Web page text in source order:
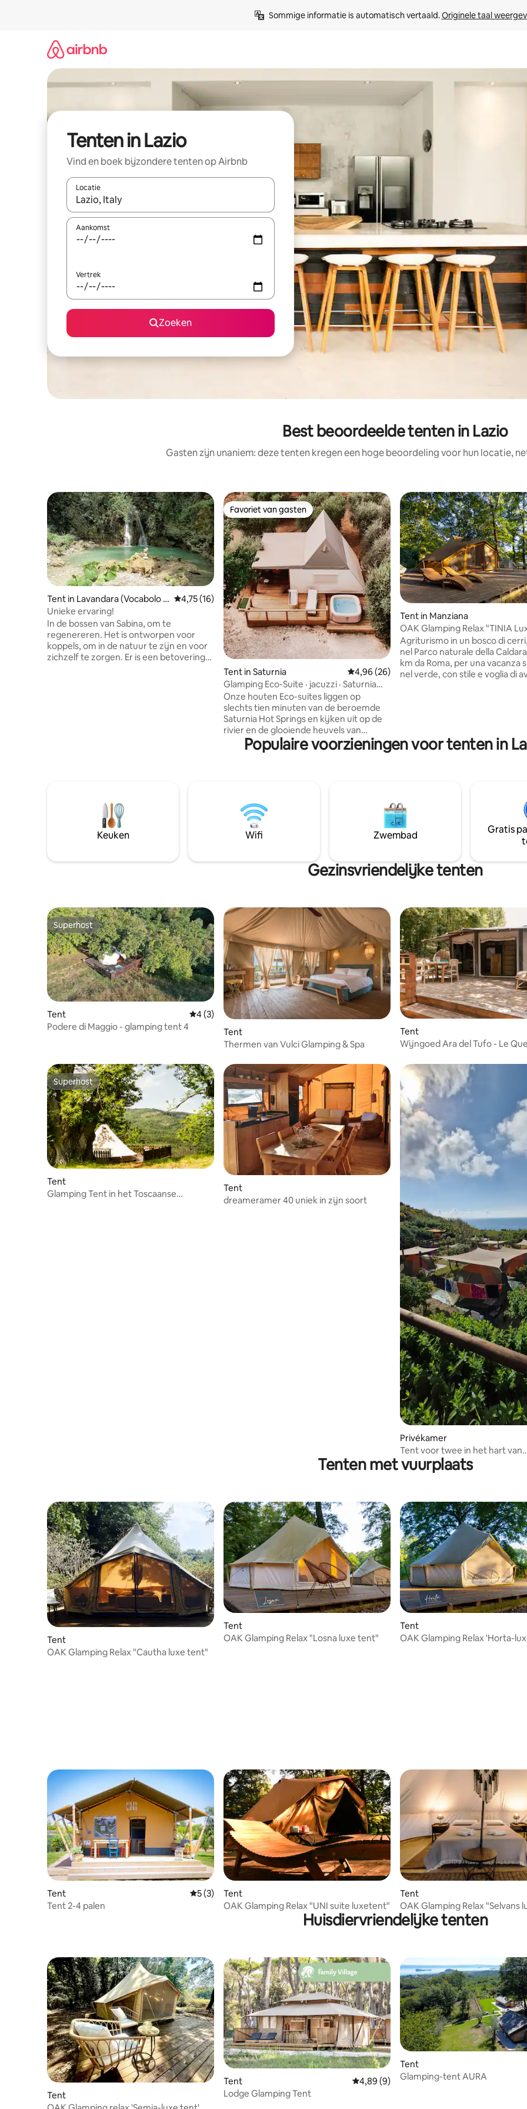
Sommige informatie is automatisch vertaald. Originele taal
Tenten in Lazio
Vind en boek bijzondere tenten op Airbnb
Locatie
Wanneer er suggesties beschikbaar zijn, maak je een keuze met je de pijltjestoetsen omhoog en omlaag, óf door te
Aankomst
Vertrek
Zoeken
Best beoordeelde tenten in Lazio
Gasten zijn unaniem: deze tenten kregen een hoge beoordeling voor hun locatie,
Tent in Lavandara (Vocabolo V
oltafonte)
Gemiddelde beoordeling van 4,75 uit 5, 16 recensies
4,75 (16)
Unieke ervaring!
In de bossen van Sabina, om te
regenereren. Het is ontworpen voor
koppels, om in de natuur te zijn en voor
zichzelf te zorgen. Er is een betovering
massage en diner voor 2 personen,
Favoriet van gasten
Favoriet van gasten
Tent in Saturnia Gemiddelde beoordeling van 4,96 uit 5, 26
4,96 (26)
Glamping Eco-Suite · jacuzzi · Saturnia
Springs
Onze houten Eco-suites liggen op
slechts tien minuten van de beroemde
Saturnia Hot Springs en kijken uit op de
rivier en de glooiende heuvels van
Maremma, Toscane. Elke ochtend word
je wakker met de rustgevende geluiden
ongerepte natuur. Seme di Carota: een
exclusief toevluchtsoord waar modern
comfort samengaat met de magie van
een echt unieke locatie.
Tent in Manziana
OAK Glamping Relax "TINIA
tent"
Agriturismo in un bosco di
nel Parco naturale della
km da Roma, per una vacanza
nel verde, con stile e voglia di
(Pyrgi), alle Terme di Stigliano.
posto giusto se cercate Relax e
Populaire voorzieningen voor tenten in
Keuken Wifi Zwembad
Gratis
Gezinsvriendelijke tenten
Superhost
Superhost
Tent Gemiddelde beoordeling van 4 uit 5, 3 recensies
4 (3)
Podere di Maggio - glamping tent 4
Tent
Thermen van Vulci Glamping & Spa
Tent
Wijngoed Ara del Tufo - Le
Superhost
Superhost
Tent
Glamping Tent in het Toscaanse
Tent
dreameramer 40 uniek in zijn soort
Privékamer
Tent voor twee in het hart van
Ventotene
Tenten met vuurplaats
Tent
OAK Glamping Relax "Cautha luxe tent"
Tent
OAK Glamping Relax "Losna luxe tent"
Tent
OAK Glamping Relax 'Horta-
Tent Gemiddelde beoordeling van 5 uit 5, 3 recensies
5 (3)
Tent 2-4 palen
Tent
OAK Glamping Relax "UNI suite luxetent"
Tent
OAK Glamping Relax "Selvans
Huisdiervriendelijke tenten
Tent
Tent Gemiddelde beoordeling van 4,89 uit 5, 9
4,89 (9)
Lodge Glamping Tent
Tent
Glamping-tent AURA